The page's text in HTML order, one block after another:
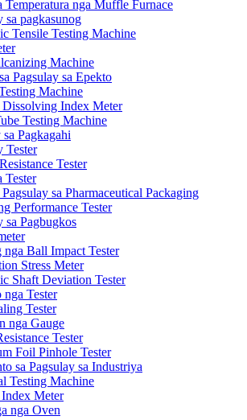
Temperatura nga Muffle Furnace
sa pagkasunog
Tensile Testing Machine
Machine
Pagsulay sa Epekto
Machine
Dissolving Index Meter
Testing Machine
Pagkagahi
Tester
Tester
Tester
sa Pharmaceutical Packaging
Performance Tester
sa Pagbugkos
nga Ball Impact Tester
Stress Meter
Shaft Deviation Tester
nga Tester
Tester
nga Gauge
Tester
Foil Pinhole Tester
sa Pagsulay sa Industriya
Testing Machine
Meter
nga Oven